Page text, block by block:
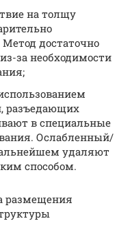
на толщу
достаточно
за необходимости
разъедающих
в специальные
Ослабленный/
удаляют
способом.
размещения